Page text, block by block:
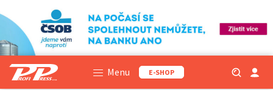
Menu E-SHOP